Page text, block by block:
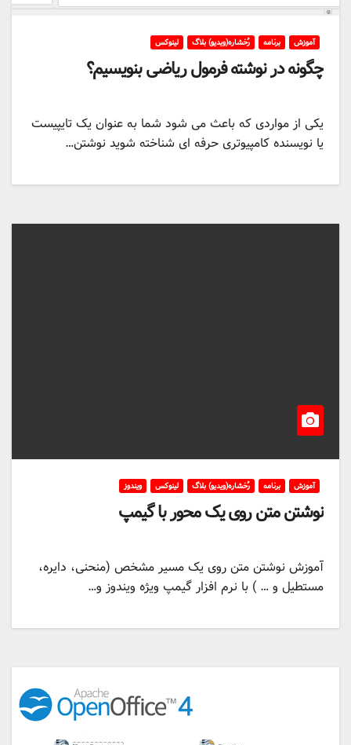
آموزش برنامه رُخشاره(ویدیو) بلاگ لینوکس
چگونه در نوشته فرمول ریاضی بنویسیم؟
یکی از مواردی که باعث می شود شما به عنوان یک تایپیست
یا نویسنده کامپیوتری حرفه ای شناخته شوید نوشتن…
آموزش برنامه رُخشاره(ویدیو) بلاگ لینوکس ویندوز
نوشتن متن روی یک محور با گیمپ
آموزش نوشتن متن روی یک مسیر مشخص (منحنی، دایره،
مستطیل و … ) با نرم افزار گیمپ ویژه ویندوز و…